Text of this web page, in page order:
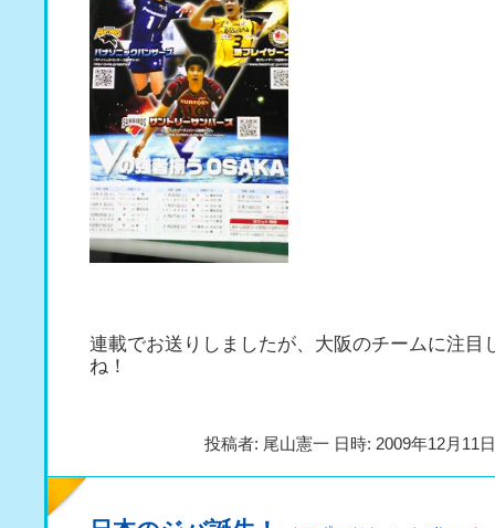
連載でお送りしましたが、大阪のチームに注目
ね！
投稿者: 尾山憲一 日時: 2009年12月11